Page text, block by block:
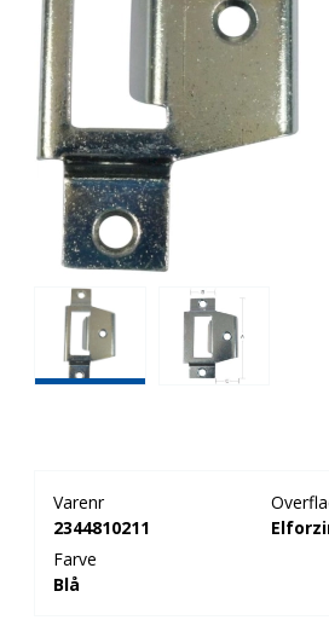
Varenr
2344810211
Farve
Blå